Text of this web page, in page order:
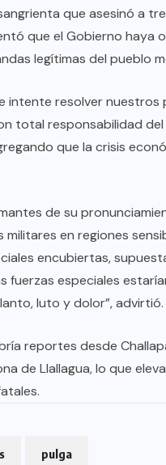
que asesinó a
que el Gobierno
legítimas del pueblo
intente resolver nuestros
total responsabilidad
que la crisis
de su
en regiones
encubiertas,
fuerzas especiales
luto y dolor”, advirtió.
reportes desde
de Llallagua, lo que
pulga